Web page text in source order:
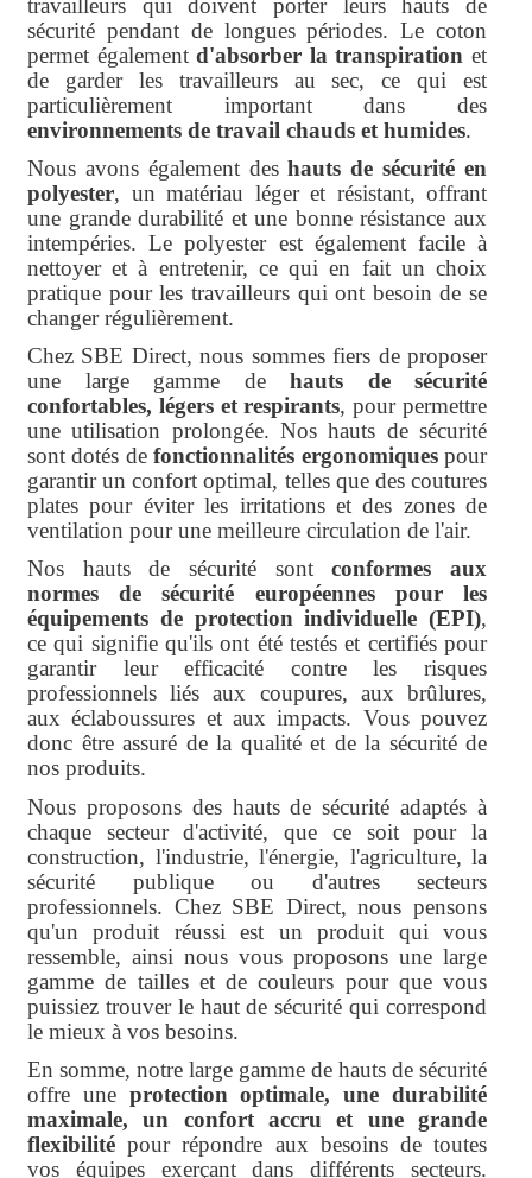
travailleurs qui doivent porter leurs hauts de
sécurité pendant de longues périodes. Le coton
permet égalementd'absorber la transpiration et
de garder les travailleurs au sec, ce qui est
particulièrement important dans des
environnements de travail chauds et humides.
Nous avons également deshauts de sécurité en
polyester, un matériau léger et résistant, offrant
une grande durabilité et une bonne résistance aux
intempéries. Le polyester est également facile à
nettoyer et à entretenir, ce qui en fait un choix
pratique pour les travailleurs qui ont besoin de se
changer régulièrement.
Chez SBE Direct, nous sommes fiers de proposer
une large gamme de hauts de sécurité
confortables, légers et respirants, pour permettre
une utilisation prolongée. Nos hauts de sécurité
sont dotés defonctionnalités ergonomiquespour
garantir un confort optimal, telles que des coutures
plates pour éviter les irritations et des zones de
ventilation pour une meilleure circulation de l'air.
Nos hauts de sécurité sontconformes aux
normes de sécurité européennes pour les
équipements de protection individuelle (EPI),
ce qui signifie qu'ils ont été testés et certifiés pour
garantir leur efficacité contre les risques
professionnels liés aux coupures, aux brûlures,
aux éclaboussures et aux impacts. Vous pouvez
donc être assuré de la qualité et de la sécurité de
nos produits.
Nous proposons des hauts de sécurité adaptés à
chaque secteur d'activité, que ce soit pour la
construction, l'industrie, l'énergie, l'agriculture, la
sécurité publique ou d'autres secteurs
professionnels. Chez SBE Direct, nous pensons
qu'un produit réussi est un produit qui vous
ressemble, ainsi nous vous proposons une large
gamme de tailles et de couleurs pour que vous
puissiez trouver le haut de sécurité qui correspond
le mieux à vos besoins.
En somme, notre large gamme de hauts de sécurité
offre une protection optimale, une durabilité
maximale, un confort accru et une grande
flexibilité pour répondre aux besoins de toutes
vos équipes exerçant dans différents secteurs.